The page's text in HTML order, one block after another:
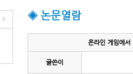
◈ 논문열람
온라인 게임에
글쓴이